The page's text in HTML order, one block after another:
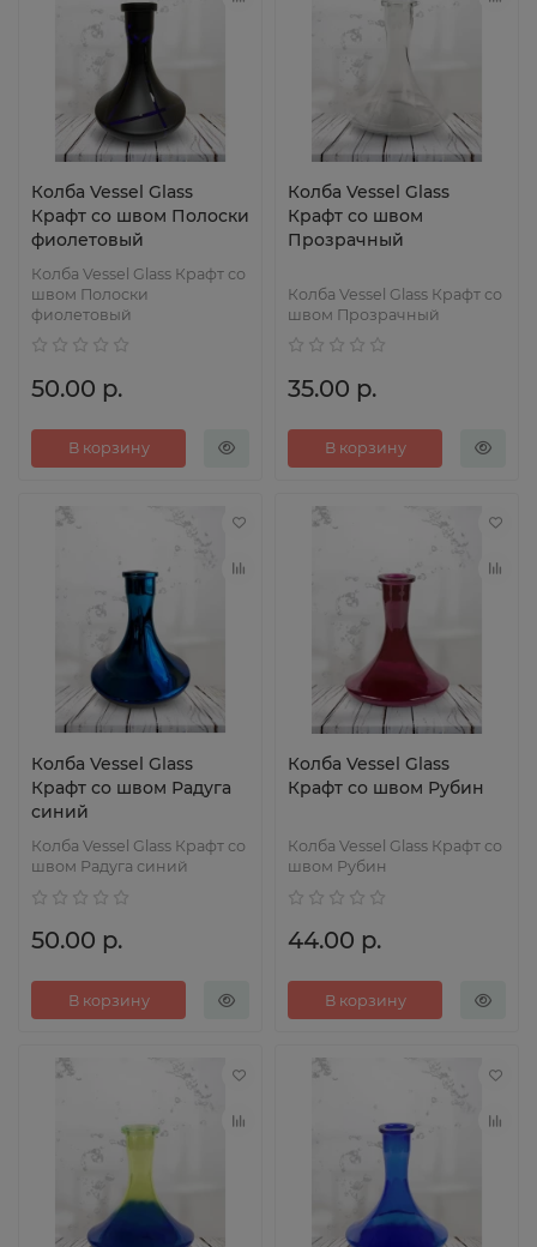
Колба Vessel Glass
Крафт со швом Полоски
фиолетовый
Колба Vessel Glass Крафт со
швом Полоски
фиолетовый
50.00 р.
В корзину
Колба Vessel Glass
Крафт со швом
Прозрачный
Колба Vessel Glass Крафт со
швом Прозрачный
35.00 р.
В корзину
Колба Vessel Glass
Крафт со швом Радуга
синий
Колба Vessel Glass Крафт со
швом Радуга синий
50.00 р.
В корзину
Колба Vessel Glass
Крафт со швом Рубин
Колба Vessel Glass Крафт со
швом Рубин
44.00 р.
В корзину